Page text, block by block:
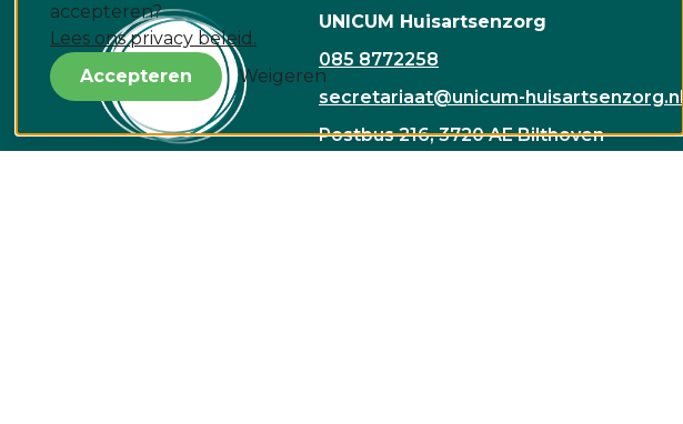
accepteren?
Lees ons privacy beleid.
Accepteren
Weigeren
UNICUM Huisartsenzorg
085 8772258
secretariaat@unicum-huisartsenzorg.nl
Postbus 216, 3720 AE Bilthoven